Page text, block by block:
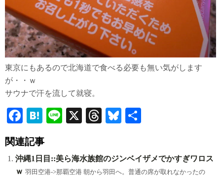
東京にもあるので北海道で食べる必要も無い気がします
が・・ｗ
サウナで汗を流して就寝。
Fa
bo
ok
H
en
a
Li X
T
ds
Bl
y
関連記事
沖縄1日目::美ら海水族館のジンベイザメでかすぎワロス
ｗ 羽田空港->那覇空港 朝から羽田へ。普通の席が取れなかったの